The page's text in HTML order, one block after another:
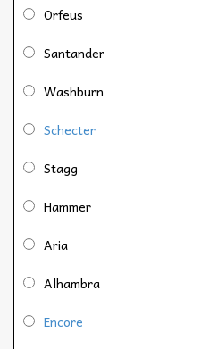
Orfeus
Santander
Washburn
Schecter
Stagg
Hammer
Aria
Alhambra
Encore